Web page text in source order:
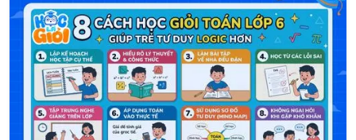
học. Hãy cùng Học là Giỏi tìm hiểu cách chứng minh tam giác
cân lớp 7 nhanh và dễ hiểu ngay sau đây.